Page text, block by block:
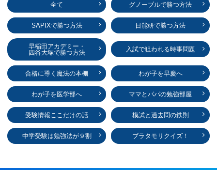
全て グノーブルで勝つ方法
SAPIXで勝つ方法 日能研で勝つ方法
早稲田アカデミー・
四谷大塚で勝つ方法
入試で狙われる時事問題
合格に導く魔法の本棚 わが子を早慶へ
わが子を医学部へ ママとパパの勉強部屋
受験情報ここだけの話 模試と過去問の鉄則
中学受験は勉強法が９割 ブラタモリクイズ！